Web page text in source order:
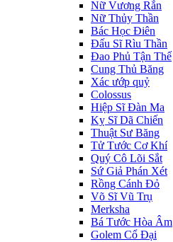
Nữ Vương Rắn
Nữ Thủy Thần
Bác Học Điên
Đấu Sĩ Rìu Thần
Đao Phủ Tận Thế
Cung Thủ Băng
Xác ướp quỷ
Colossus
Hiệp Sĩ Đàn Ma
Kỵ Sĩ Dã Chiến
Thuật Sư Băng
Tử Tước Cơ Khí
Quý Cô Lõi Sắt
Sứ Giả Phán Xét
Rồng Cánh Đỏ
Võ Sĩ Vũ Trụ
Merksha
Bá Tước Hòa Âm
Golem Cổ Đại